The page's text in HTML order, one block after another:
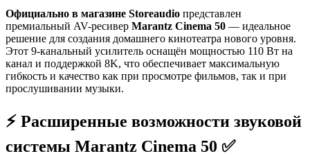
Официально в магазине Storeaudio представлен
премиальный AV-ресивер Marantz Cinema 50 — идеальное
решение для создания домашнего кинотеатра нового уровня.
Этот 9-канальный усилитель оснащён мощностью 110 Вт на
канал и поддержкой 8K, что обеспечивает максимальную
гибкость и качество как при просмотре фильмов, так и при
прослушивании музыки.
⚡️ Расширенные возможности звуковой
системы Marantz Cinema 50 ✅